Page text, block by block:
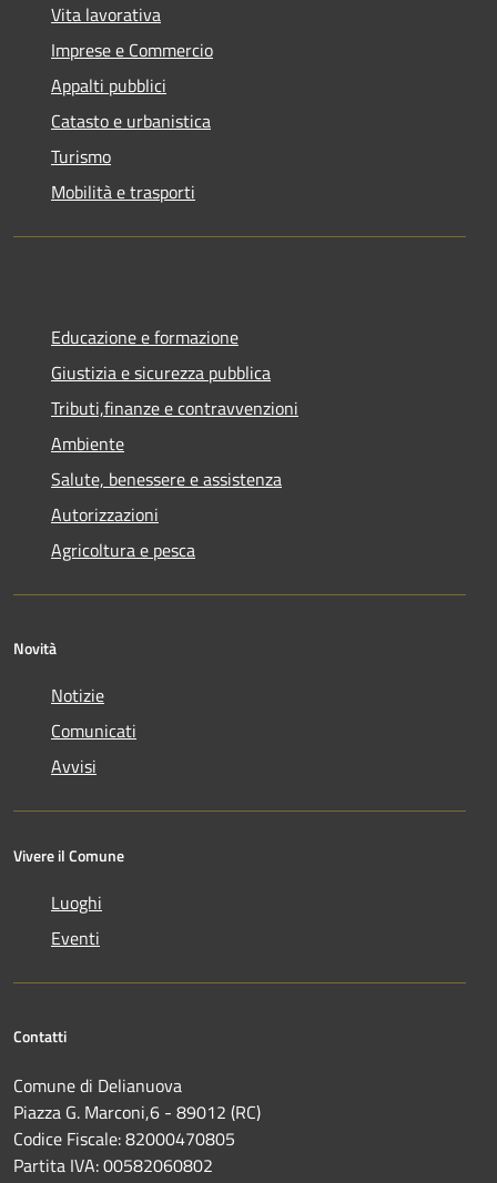
Vita lavorativa
Imprese e Commercio
Appalti pubblici
Catasto e urbanistica
Turismo
Mobilità e trasporti
Educazione e formazione
Giustizia e sicurezza pubblica
Tributi,finanze e contravvenzioni
Ambiente
Salute, benessere e assistenza
Autorizzazioni
Agricoltura e pesca
Novità
Notizie
Comunicati
Avvisi
Vivere il Comune
Luoghi
Eventi
Contatti
Comune di Delianuova
Piazza G. Marconi,6 - 89012 (RC)
Codice Fiscale: 82000470805
Partita IVA: 00582060802